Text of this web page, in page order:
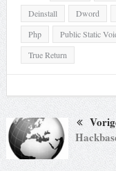
Deinstall
Dword
Php
Public Static
True Return